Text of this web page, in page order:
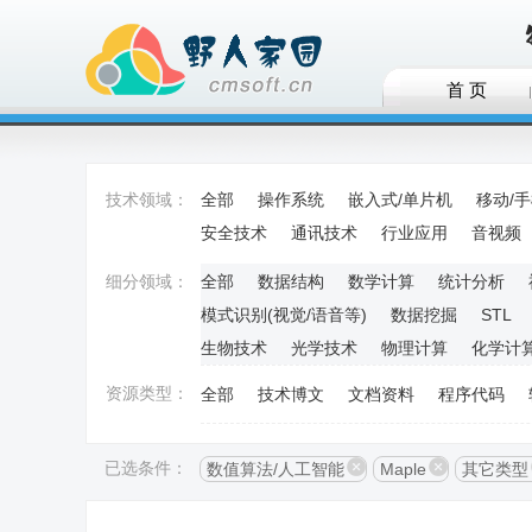
首 页
技术领域： 全部 操作系统 嵌入式/单片机 移动/
安全技术
通讯技术 行业应用 音视频
细分领域： 全部 数据结构 数学计算 统计分析
模式识别(视觉/语音等)
数据挖掘 STL
生物技术
光学技术 物理计算 化学计
资源类型： 全部 技术博文 文档资料 程序代码
已选条件： 数值算法/人工智能 Maple 其它类型